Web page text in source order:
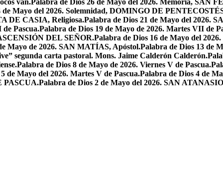
van.Palabra de Dios 26 de Mayo del 2026. Memoria, SAN
de Mayo del 2026. Solemnidad, DOMINGO DE
DE CASIA, Religiosa.Palabra de Dios 21 de Mayo del 2026.
Pascua.Palabra de Dios 19 de Mayo de 2026. Martes VII de
DEL SEÑOR.Palabra de Dios 16 de Mayo del
Mayo de 2026. SAN MATÍAS, Apóstol.Palabra de Dios 13 de
segunda carta pastoral. Mons. Jaime Calderón Calderón.
Palabra de Dios 8 de Mayo de 2026. Viernes V de Pascua.
de Mayo del 2026. Martes V de Pascua.Palabra de Dios 4 de
PASCUA.Palabra de Dios 2 de Mayo del 2026. SAN